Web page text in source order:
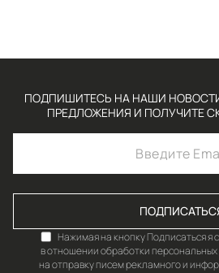
ПОДПИШИТЕСЬ НА НАШИ
ПРЕДЛОЖЕНИЯ И ПОЛУЧИТЕ
Нажимая на кнопку Подписаться я
в отношении обработки
на отправку писем рекламного и